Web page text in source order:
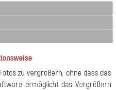
zu vergrößern, ohne dass das
ermöglicht das Vergrößern